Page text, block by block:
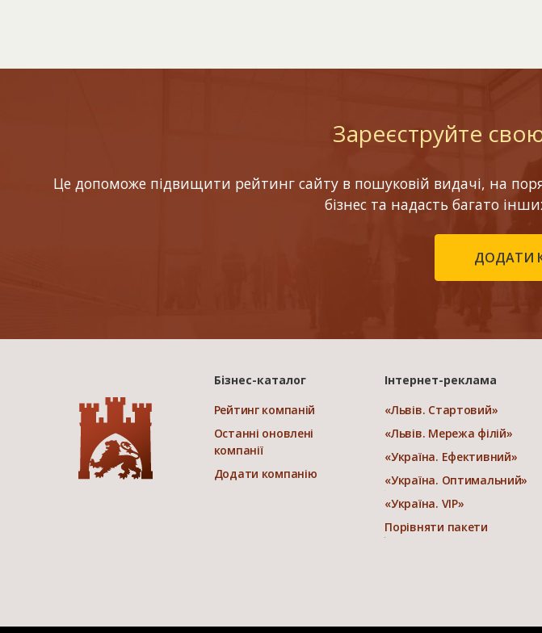
Зареєструйте
Це допоможе підвищити рейтинг сайту в пошуковій видачі, на
бізнес та надасть багато
ДОДАТИ
Бізнес-каталог
Рейтинг компаній
Останні оновлені
компанії
Додати компанію
Інтернет-реклама
«Львів. Стартовий»
«Львів. Мережа філій»
«Україна. Ефективний»
«Україна. Оптимальний»
«Україна. VIP»
Порівняти пакети